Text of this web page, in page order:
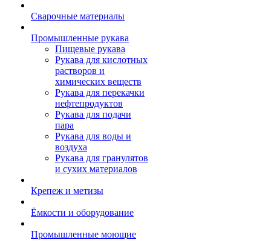
Сварочные материалы
Промышленные рукава
Пищевые рукава
Рукава для кислотных
растворов и
химических веществ
Рукава для перекачки
нефтепродуктов
Рукава для подачи
пара
Рукава для воды и
воздуха
Рукава для гранулятов
и сухих материалов
Крепеж и метизы
Ёмкости и оборудование
Промышленные моющие